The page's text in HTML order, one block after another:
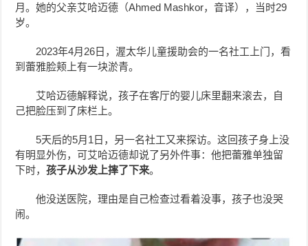
月。她的父亲艾哈迈德（Ahmed Mashkor，音译），当时29
岁。
2023年4月26日，渥太华儿童援助会的一名社工上门，看
到蕾雅脸颊上有一块淤青。
艾哈迈德解释说，孩子在客厅的婴儿床里翻来滚去，自
己把脸压到了床栏上。
5天后的5月1日，另一名社工又来探访。这回孩子身上没
有明显外伤，可艾哈迈德却说了另外件事：他把蕾雅单独留
下时，孩子从沙发上摔了下来。
他没送医院，理由是自己检查过看着没事，孩子也没哭
闹。